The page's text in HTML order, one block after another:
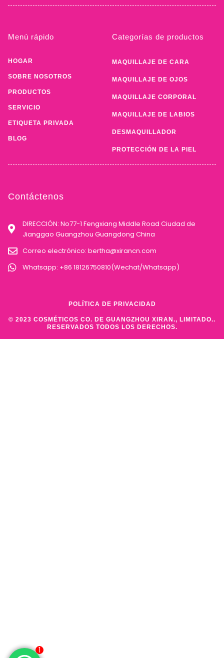
Menú rápido
HOGAR
SOBRE NOSOTROS
PRODUCTOS
SERVICIO
ETIQUETA PRIVADA
BLOG
Categorías de productos
MAQUILLAJE DE CARA
MAQUILLAJE DE OJOS
MAQUILLAJE CORPORAL
MAQUILLAJE DE LABIOS
DESMAQUILLADOR
PROTECCIÓN DE LA PIEL
Contáctenos
DIRECCIÓN: No77-1 Fengxiang Middle Road Ciudad de
Jianggao Guangzhou Guangdong China
Correo electrónico: bertha@xirancn.com
Whatsapp: +86 18126750810(Wechat/Whatsapp)
© 2023 COSMÉTICOS CO. DE GUANGZHOU XIRAN., LIMITADO..
RESERVADOS TODOS LOS DERECHOS.
POLÍTICA DE PRIVACIDAD